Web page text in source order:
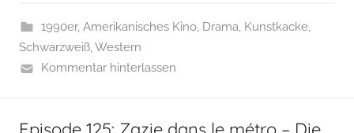
1990er, Amerikanisches Kino, Drama, Kunstkacke,
Schwarzweiß,Western
Kommentar hinterlassen